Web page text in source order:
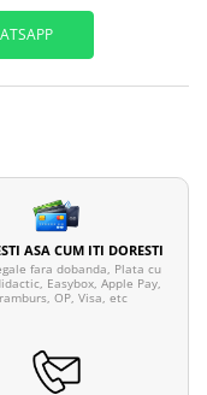
ASA CUM ITI DORESTI
fara dobanda, Plata cu
Easybox, Apple Pay,
ramburs, OP, Visa, etc